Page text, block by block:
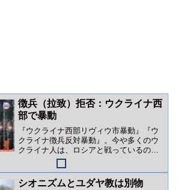
徴兵（拉致）拒否：ウクライナ西
部で暴動
『ウクライナ西部リヴィウ市暴動』『ウ
クライナ徴兵反対暴動』。今や多くのウ
クライナ人は、ロシアと戦っているので
はなくゼレンスキー政権（＆英米金融勢
力）と戦っています。
シオニズムとユダヤ教は別物